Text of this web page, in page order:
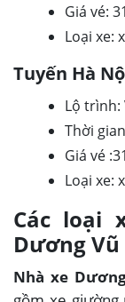
Giá vé:
Loại xe:
Tuyến Hà
Lộ trình:
Thời
Giá vé
Loại xe:
Các loại
Dương Vũ
Nhà xe